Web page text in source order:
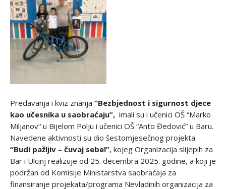
Predavanja i kviz znanja “Bezbjednost i sigurnost djece
kao učesnika u saobraćaju”, imali su i učenici OŠ “Marko
Miljanov“ u Bijelom Polju i učenici OŠ “Anto Đedović” u Baru.
Navedene aktivnosti su dio šestomjesečnog projekta
“Budi pažljiv – čuvaj sebe!”, kojeg Organizacija slijepih za
Bar i Ulcinj realizuje od 25. decembra 2025. godine, a koji je
podržan od Komisije Ministarstva saobraćaja za
finansiranje projekata/programa Nevladinih organizacija za